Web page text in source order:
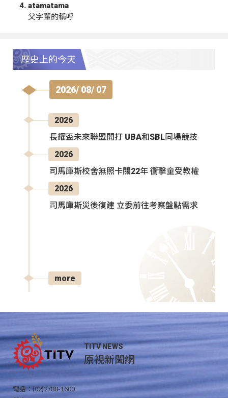
atamatama
父字輩的稱呼
歷史上的今天
2026/ 08/ 07
2026
長耀盃未來聯盟開打 UBA和SBL同場競技
2026
司馬庫斯校舍無照卡關22年 衝擊童受教權
2026
司馬庫斯災後復建 立委前往考察盤點需求
more
TITV NEWS
原視新聞網
電話：(02)2788-1600